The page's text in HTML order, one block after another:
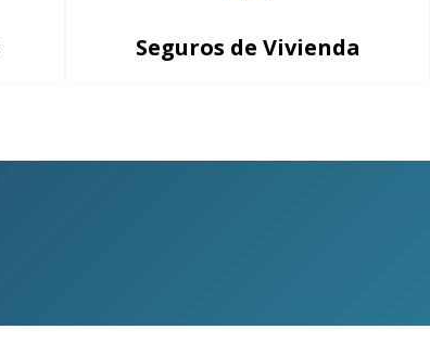
Seguros de Vivienda